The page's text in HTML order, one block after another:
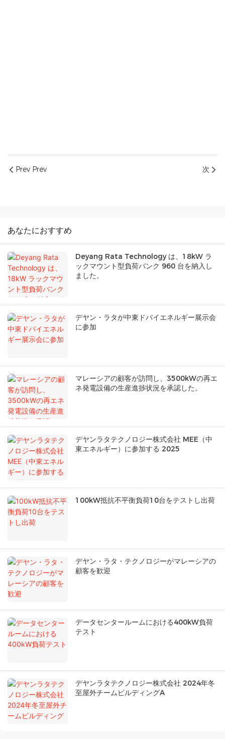
Prev Prev 次
あなたにおすすめ
Deyang Rata Technology は、18kW ラ
ックマウント型負荷バンク 960 台を納入し
ました。
デヤン・ラタが中東ドバイエネルギー展示会
に参加
マレーシアの顧客が訪問し、3500kWの再エ
ネ発電設備の生産進捗状況を承認した。
デヤンラタテクノロジー株式会社 MEE（中
東エネルギー）に参加する 2025
100kW抵抗不平衡負荷10台をテストし出荷
デヤン・ラタ・テクノロジーがマレーシアの
顧客を歓迎
データセンタールームにおける400kW負荷
テスト
デヤンラタテクノロジー株式会社 2024年冬
至屋外チームビルディングA